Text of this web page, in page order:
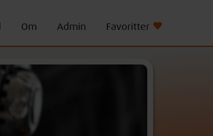
Om Admin Favoritter